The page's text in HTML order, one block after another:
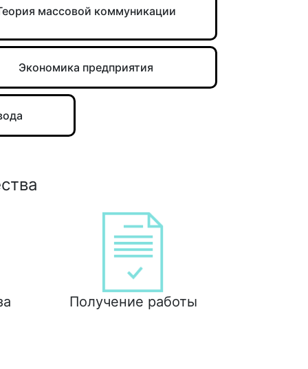
массовой коммуникации
Экономика предприятия
Получение работы